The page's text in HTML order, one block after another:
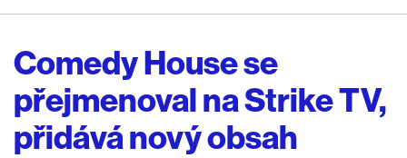
Comedy House se
přejmenoval na Strike TV,
přidává nový obsah